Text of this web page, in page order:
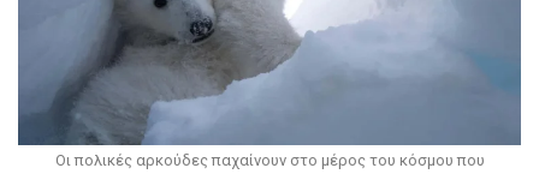
Οι πολικές αρκούδες παχαίνουν στο μέρος του κόσμου που